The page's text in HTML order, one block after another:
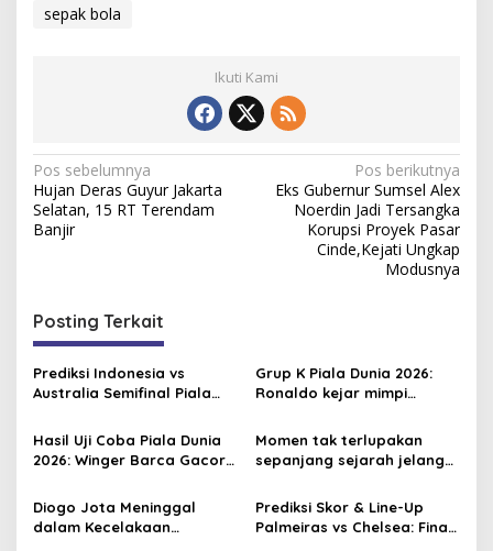
sepak bola
Ikuti Kami
N
a
v
a
s
i
o
Pos sebelumnya
Hujan Deras Guyur Jakarta
Selatan, 15 RT Terendam
Banjir
Pos berikutnya
Eks Gubernur Sumsel Alex
Noerdin Jadi Tersangka
Korupsi Proyek Pasar
Cinde,Kejati Ungkap
Modusnya
Posting Terkait
Prediksi Indonesia vs
Australia Semifinal Piala
Grup K Piala Dunia 2026:
Ronaldo kejar mimpi
Hasil Uji Coba Piala Dunia
2026: Winger Barca Gacor,
Momen tak terlupakan
sepanjang sejarah jelang
Beckham pernah dapat
kartu merah
Diogo Jota Meninggal
dalam Kecelakaan
Prediksi Skor & Line-Up
Palmeiras vs Chelsea: Final